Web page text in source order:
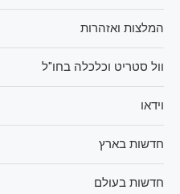
המלצות ואזהרות
וול סטריט וכלכלה בחו"ל
וידאו
חדשות בארץ
חדשות בעולם